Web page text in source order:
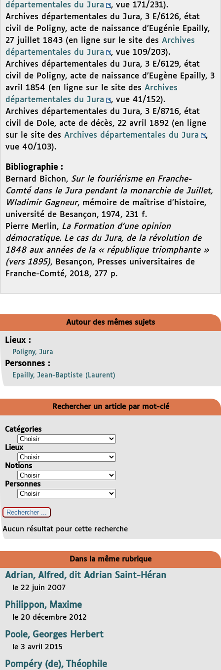
départementales du Jura
, vue 171/231).
Archives départementales du Jura, 3 E/6126, état
civil de Poligny, acte de naissance d’Eugénie Epailly,
27 juillet 1843 (en ligne sur le site des Archives
départementales du Jura
, vue 109/203).
Archives départementales du Jura, 3 E/6129, état
civil de Poligny, acte de naissance d’Eugène Epailly, 3
avril 1854 (en ligne sur le site des Archives
départementales du Jura
, vue 41/152).
Archives départementales du Jura, 3 E/8716, état
civil de Dole, acte de décès, 22 avril 1892 (en ligne
sur le site des Archives départementales du Jura
,
vue 40/103).
Bibliographie :
Bernard Bichon, Sur le fouriérisme en Franche-
Comté dans le Jura pendant la monarchie de Juillet,
Wladimir Gagneur, mémoire de maîtrise d’histoire,
université de Besançon, 1974, 231 f.
Pierre Merlin, La Formation d’une opinion
démocratique. Le cas du Jura, de la révolution de
1848 aux années de la « république triomphante »
(vers 1895), Besançon, Presses universitaires de
Franche-Comté, 2018, 277 p.
Autour des mêmes sujets
Lieux :
Poligny, Jura
Personnes :
Epailly, Jean-Baptiste (Laurent)
Rechercher un article par mot-clé
Catégories
Lieux
Notions
Personnes
Aucun résultat pour cette recherche
Dans la même rubrique
Adrian, Alfred, dit Adrian Saint-Héran
le 22 juin 2007
Philippon, Maxime
le 20 décembre 2012
Poole, Georges Herbert
le 3 avril 2015
Pompéry (de), Théophile